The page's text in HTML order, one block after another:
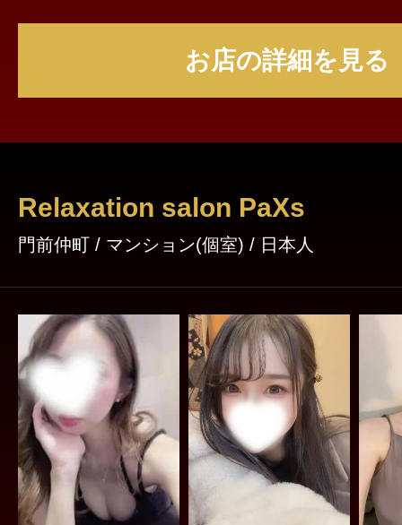
お店の詳細を見る
Relaxation salon PaXs
門前仲町 / マンション(個室) / 日本人